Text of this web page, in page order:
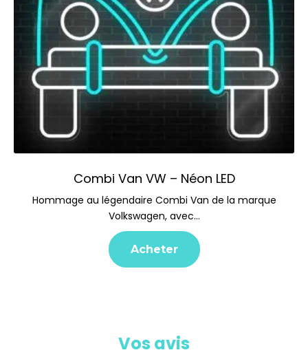
Combi Van VW – Néon LED
Hommage au légendaire Combi Van de la marque
Volkswagen, avec…
Acheter
Vos avis